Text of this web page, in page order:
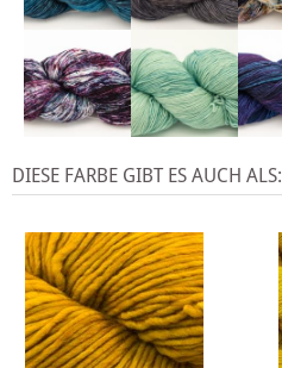
DIESE FARBE GIBT ES AUCH ALS: